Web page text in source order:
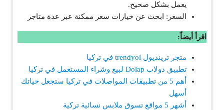
يعمل بشكل صحيح.
السعر: ابحث عن خيارات سعر ممكنة عبر عدة متاجر
اقرأ أيضاً:
متجر ترينديول trendyol في تركيا
تطبيق دولاب Dolap لبيع وشراء المستعمل في تركيا
أهم 5 من تطبيقات المواصلات في تركيا ستجعل حياتك
أسهل
أشهر 5 مواقع تسوق ملابس نسائية تركية